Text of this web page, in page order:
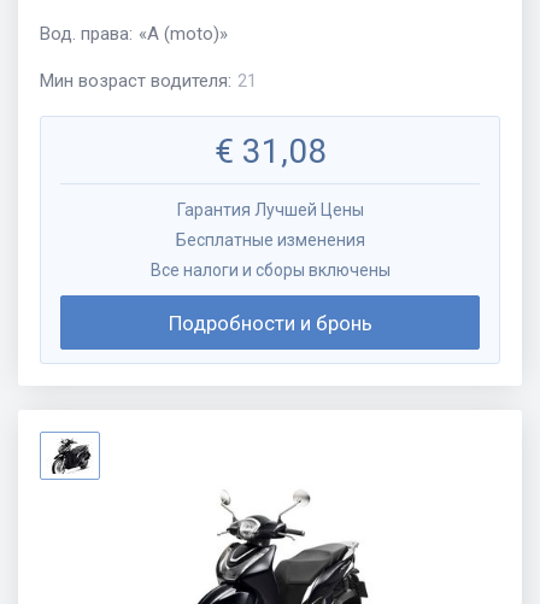
Вод. права: «A (moto)»
Мин возраст водителя: 21
€ 31,08
Гарантия Лучшей Цены
Бесплатные изменения
Все налоги и сборы включены
Подробности и бронь